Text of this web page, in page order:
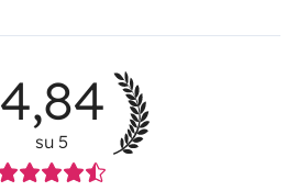
4,84
su 5